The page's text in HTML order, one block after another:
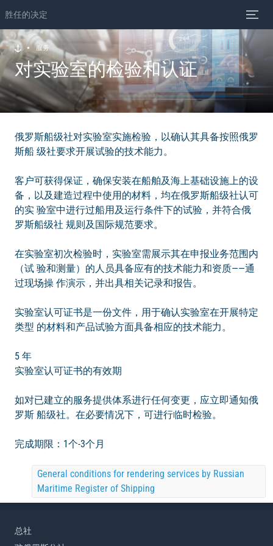
胜任的决定
服务
对实验室的检验和认证
俄罗斯船级社对实验室实施检验，以确认其具备按照俄罗
斯船 级社要求开展试验的技术能力。
客户可获得保证，确保安装在船舶及海上基础设施上的设
备，以及建造过程中使用的材料，均在俄罗斯船级社认可
的实 验室中进行过船用及运行条件下的试验，并符合俄
罗斯船级社 规则及国际规范要求。
在实验室初次检验时，实验室需展示其在申报业务范围内
（试 验和测量）的人员具备应有的技术能力和资质——通
过现场操 作演示，并出具相关记录和报告。
实验室认可证书是一份文件，用于确认实验室在开展特定
类型 的材料和产品试验方面具备相应的技术能力。
5 年
实验室认可证书的有效期
如对已建立的服务提供体系进行任何变更，应立即通知俄
罗斯 船级社。在必要情况下，可进行临时检验。
完成期限：1个-3个月
General conditions for rendering services by Russian
Maritime Register of Shipping
总社